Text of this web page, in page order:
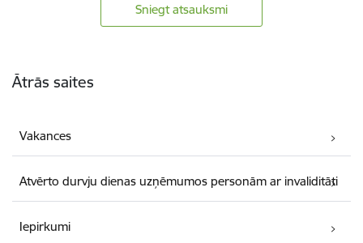
Sniegt atsauksmi
Ātrās saites
Vakances
Atvērto durvju dienas uzņēmumos personām ar invaliditāti
Iepirkumi